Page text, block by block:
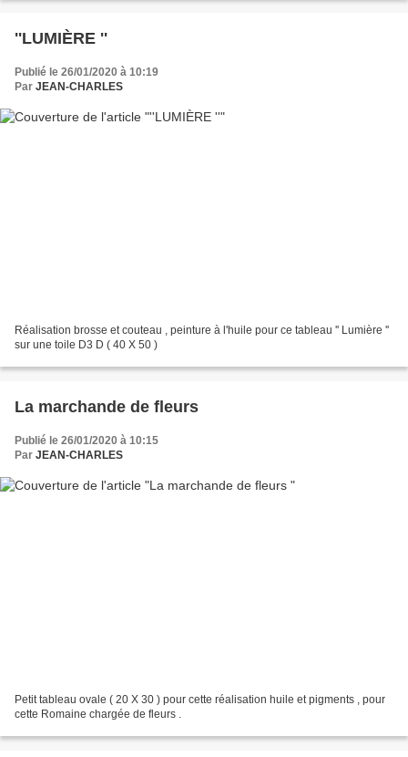
''LUMIÈRE ''
Publié le 26/01/2020 à 10:19
Par JEAN-CHARLES
Réalisation brosse et couteau , peinture à l'huile pour ce tableau '' Lumière ''
sur une toile D3 D ( 40 X 50 )
La marchande de fleurs
Publié le 26/01/2020 à 10:15
Par JEAN-CHARLES
Petit tableau ovale ( 20 X 30 ) pour cette réalisation huile et pigments , pour
cette Romaine chargée de fleurs .